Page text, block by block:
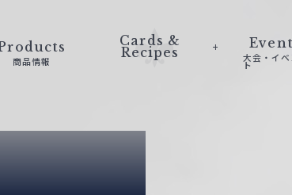
商品情報
Cards &
Recipes 大会・イベ
ト
List